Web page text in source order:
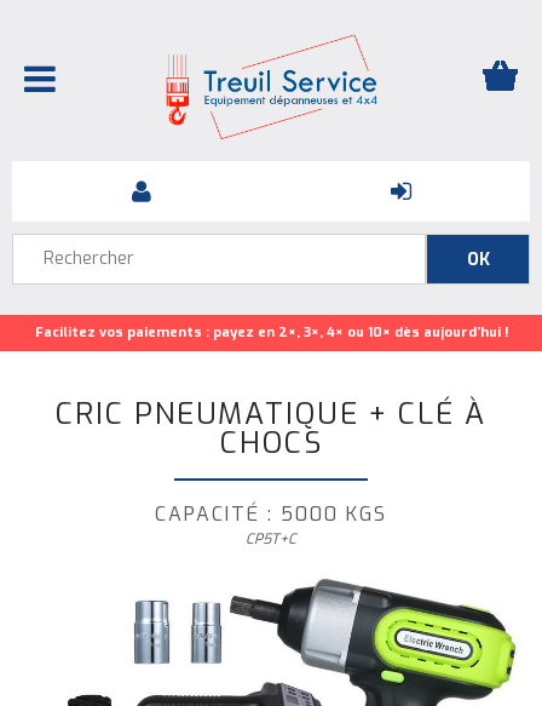
Facilitez vos paiements : payez en 2×, 3×, 4× ou 10× dès aujourd’hui !
CRIC PNEUMATIQUE + CLÉ À
CHOCS
CAPACITÉ : 5000 KGS
CP5T+C